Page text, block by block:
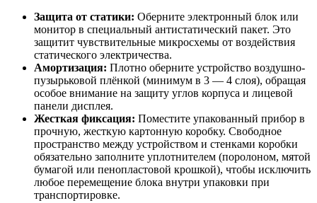
Защита от статики: Оберните электронный блок или
монитор в специальный антистатический пакет. Это
защитит чувствительные микросхемы от воздействия
статического электричества.
Амортизация: Плотно оберните устройство воздушно-
пузырьковой плёнкой (минимум в 3 — 4 слоя), обращая
особое внимание на защиту углов корпуса и лицевой
панели дисплея.
Жесткая фиксация: Поместите упакованный прибор в
прочную, жесткую картонную коробку. Свободное
пространство между устройством и стенками коробки
обязательно заполните уплотнителем (поролоном, мятой
бумагой или пенопластовой крошкой), чтобы исключить
любое перемещение блока внутри упаковки при
транспортировке.